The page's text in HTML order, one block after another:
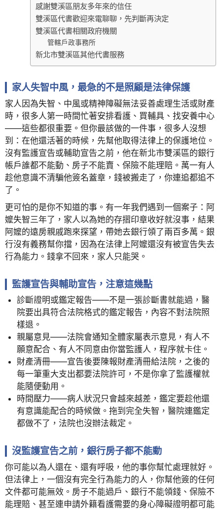
感謝雙溪區朋友多年來的信任
雙溪區代書歡迎來電聊聊，先判斷再決定
雙溪區代書相關政府機關
管轄戶政事務所
新北市雙溪區其他代書服務
家人失智中風，最急的不是照顧是法律保護
家人因為失智、中風或精神障礙無法妥善處理生活或財產
時，很多人第一時間忙著安排看護、買輔具、找安養中心
——這些都很重要。但你最該做的一件事，很多人沒想
到：在他還活著的時候，先幫他取得法律上的保護地位。
沒有監護宣告或輔助宣告之前，他在新北市雙溪區的銀行
帳戶誰都不能動、房子不能賣、保險不能理賠。萬一有人
趁他意識不清騙他簽名蓋章，錢被搬走了，你連追都追不
了。
更可怕的是你不知道的事。有一年我們遇到一個案子：阿
嬤失智三年了，家人以為她的存摺印章收好就沒事，結果
阿嬤的遠房親戚跑來探望，帶她去銀行領了兩百多萬。銀
行沒有義務幫你擋，因為在法律上阿嬤還沒有被宣告失去
行為能力。錢拿不回來，家人只能哭。
監護宣告與輔助宣告，注意這幾點
診斷證明或鑑定報告——不是一張診斷書就能過，醫
院要出具符合法院格式的鑑定報告，內容不對法院照
樣退。
親屬意見——法院會通知全體家屬表示意見，有人不
願意配合、有人不同意由你當監護人，程序就卡住。
財產清冊——宣告後要陳報財產清冊給法院，之後的
每一筆重大支出都要法院許可，不是你拿了監護權就
能隨便動用。
時間壓力——病人狀況只會越來越差，鑑定要趁他還
有意識能配合的時候做。拖到完全失智，醫院連鑑定
都做不了，法院也沒辦法裁定。
沒監護宣告之前，銀行房子都不能動
你可能以為人還在、還有呼吸，他的事你幫忙處理就好。
但法律上，一個沒有完全行為能力的人，你幫他簽的任何
文件都可能無效。房子不能過戶、銀行不能領錢、保險不
能理賠、甚至連申請外籍看護需要的身心障礙證明都可能